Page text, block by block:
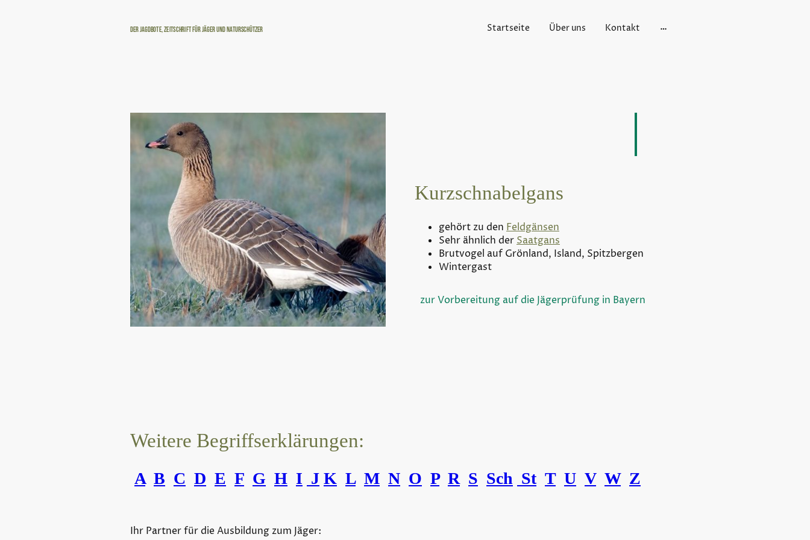
Der Jagdbote, Zeitschrift für Jäger und Naturschützer Startseite Über uns Kontakt
Kurzschnabelgans
gehört zu den Feldgänsen
Sehr ähnlich derSaatgans
Brutvogel auf Grönland, Island, Spitzbergen
Wintergast
zur Vorbereitung auf die Jägerprüfung in Bayern
Weitere Begriffserklärungen:
A B C D E F G H I J K L M N O P R S Sch St T U V W Z
Ihr Partner für die Ausbildung zum Jäger: